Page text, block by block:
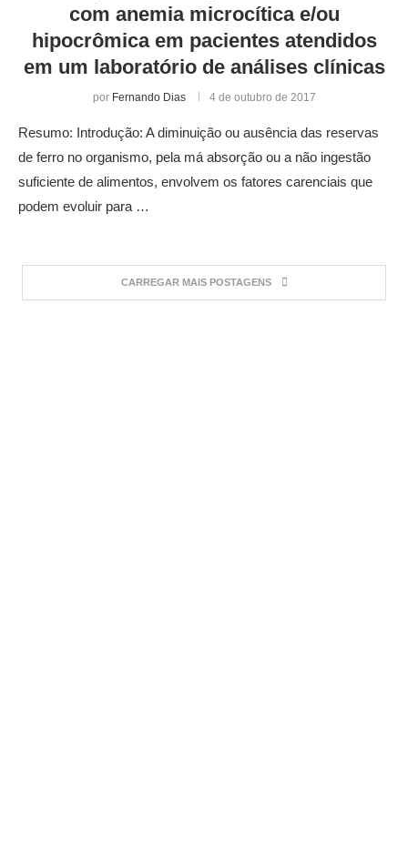
com anemia microcítica e/ou
hipocrômica em pacientes atendidos
em um laboratório de análises clínicas
por Fernando Dias 4 de outubro de 2017
Resumo: Introdução: A diminuição ou ausência das reservas
de ferro no organismo, pela má absorção ou a não ingestão
suficiente de alimentos, envolvem os fatores carenciais que
podem evoluir para …
CARREGAR MAIS POSTAGENS